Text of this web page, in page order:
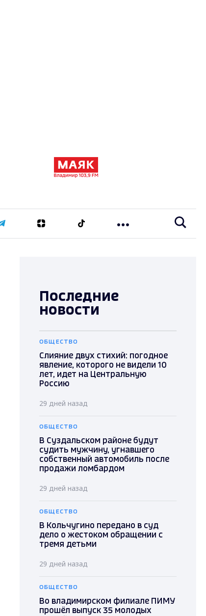
Последние
новости
ОБЩЕСТВО
Слияние двух стихий: погодное
явление, которого не видели 10
лет, идет на Центральную
Россию
29 дней назад
ОБЩЕСТВО
В Суздальском районе будут
судить мужчину, угнавшего
собственный автомобиль после
продажи ломбардом
29 дней назад
ОБЩЕСТВО
В Кольчугино передано в суд
дело о жестоком обращении с
тремя детьми
29 дней назад
ОБЩЕСТВО
Во владимирском филиале ПИМУ
прошёл выпуск 35 молодых